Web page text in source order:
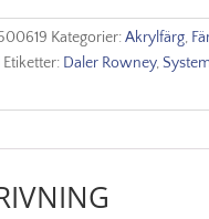
Kategorier:Akrylfärg,
Etiketter: Daler Rowney,